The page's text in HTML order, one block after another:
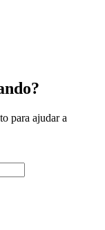
para ajudar a